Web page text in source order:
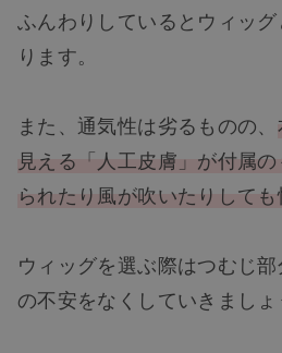
ふんわりしているとウィッ
ります。
また、通気性は劣るものの、
見える「人工皮膚」が付属
られたり風が吹いたりしても
ウィッグを選ぶ際はつむじ
の不安をなくしていきましょ